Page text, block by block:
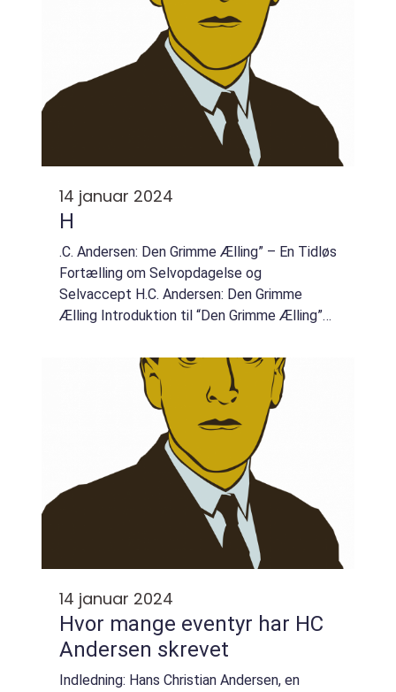
14 januar 2024
H
.C. Andersen: Den Grimme Ælling” – En Tidløs
Fortælling om Selvopdagelse og
Selvaccept H.C. Andersen: Den Grimme
Ælling Introduktion til “Den Grimme Ælling”
de mest ikoni...
14 januar 2024
Hvor mange eventyr har HC
Andersen skrevet
Indledning: Hans Christian Andersen, en